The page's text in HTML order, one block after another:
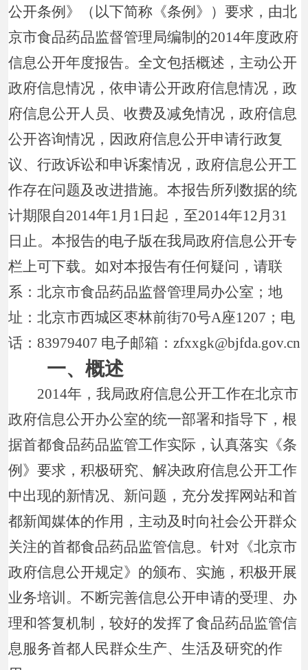
公开条例》（以下简称《条例》）要求，由北
京市食品药品监督管理局编制的2014年度政府
信息公开年度报告。全文包括概述，主动公开
政府信息情况，依申请公开政府信息情况，政
府信息公开人员、收费及减免情况，政府信息
公开咨询情况，因政府信息公开申请行政复
议、行政诉讼和申诉案情况，政府信息公开工
作存在问题及改进措施。本报告所列数据的统
计期限自2014年1月1日起，至2014年12月31
日止。本报告的电子版在我局政府信息公开专
栏上可下载。如对本报告有任何疑问，请联
系：北京市食品药品监督管理局办公室；地
址：北京市西城区枣林前街70号A座1207；电
话：83979407 电子邮箱：zfxxgk@bjfda.gov.cn
一、概述
2014年，我局政府信息公开工作在北京市
政府信息公开办公室的统一部署和指导下，根
据首都食品药品监管工作实际，认真落实《条
例》要求，积极研究、解决政府信息公开工作
中出现的新情况、新问题，充分发挥网站和首
都新闻媒体的作用，主动及时向社会公开群众
关注的首都食品药品监管信息。针对《北京市
政府信息公开规定》的颁布、实施，积极开展
业务培训。不断完善信息公开申请的受理、办
理和答复机制，较好的发挥了食品药品监管信
息服务首都人民群众生产、生活及研究的作